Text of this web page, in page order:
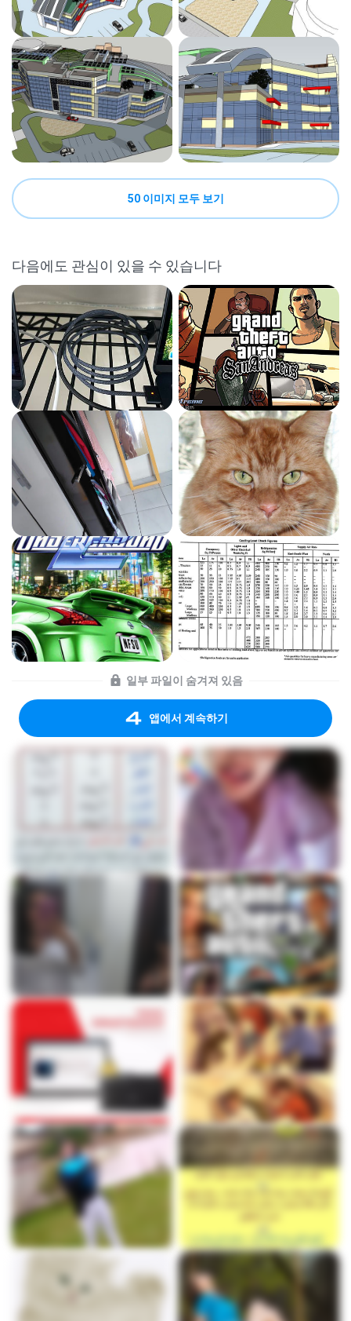
50 이미지 모두 보기
다음에도 관심이 있을 수 있습니다
일부 파일이 숨겨져 있음
앱에서 계속하기